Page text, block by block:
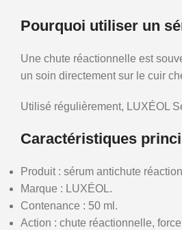
Pourquoi utiliser un
Une chute réactionnelle est
un soin directement sur le cuir
Utilisé régulièrement, LUXÉOL
Caractéristiques
Produit : sérum antichute
Marque : LUXÉOL.
Contenance : 50 ml.
Action : chute réactionnelle,